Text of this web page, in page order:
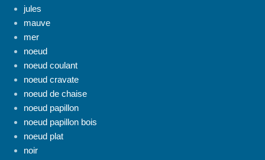
jules
mauve
mer
noeud
noeud coulant
noeud cravate
noeud de chaise
noeud papillon
noeud papillon bois
noeud plat
noir